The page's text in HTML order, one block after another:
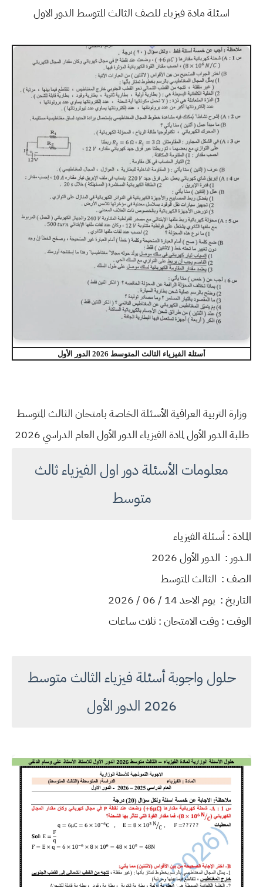
اسئلة مادة فيزياء للصف الثالث المتوسط الدور الاول
أسئلة الفيزياء الثالث المتوسط 2026 الدور الأول
وزارة التربية العراقية الأسئلة الخاصة بامتحان الثالث المتوسط
طلبة الدور الأول لمادة الفيزياء الدور الأول العام الدراسي 2026
معلومات الأسئلة دور اول الفيزياء ثالث
متوسط
المـادة : أسئلة الفيزياء
الــدور : الدور الأول 2026
الصف : الثالث المتوسط
التاريخ : يوم الاحد 14 / 06 / 2026
الوقت : وقت الامتحان : ثلاث ساعات
حلول واجوبة أسئلة فيزياء الثالث متوسط
2026 الدور الأول